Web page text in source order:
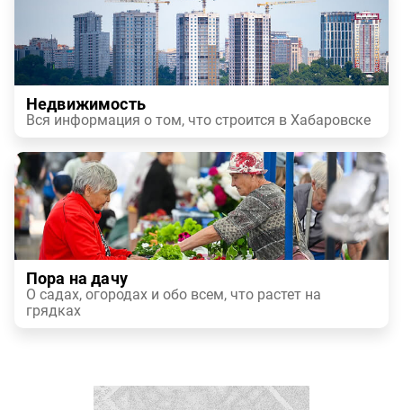
Недвижимость
Вся информация о том, что строится в Хабаровске
Пора на дачу
О садах, огородах и обо всем, что растет на
грядках